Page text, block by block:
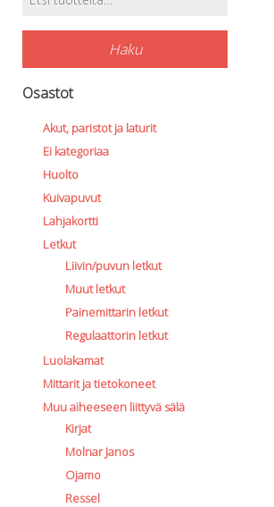
Haku
Osastot
Akut, paristot ja laturit
Ei kategoriaa
Huolto
Kuivapuvut
Lahjakortti
Letkut
Liivin/puvun letkut
Muut letkut
Painemittarin letkut
Regulaattorin letkut
Luolakamat
Mittarit ja tietokoneet
Muu aiheeseen liittyvä sälä
Kirjat
Molnar Janos
Ojamo
Ressel